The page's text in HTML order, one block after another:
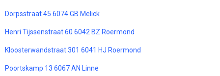
Dorpsstraat 45 6074 GB Melick
Henri Tijssenstraat 60 6042 BZ Roermond
Kloosterwandstraat 301 6041 HJ Roermond
Poortskamp 13 6067 AN Linne